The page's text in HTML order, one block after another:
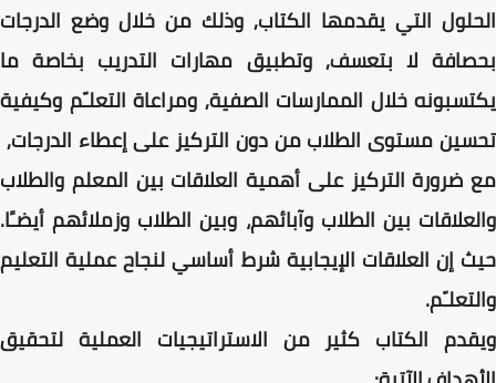
الحلول التي يقدمها الكتاب, وذلك من خلال وضع الدرجات
بحصافة لا بتعسف, وتطبيق مهارات التدريب بخاصة ما
يكتسبونه خلال الممارسات الصفية, ومراعاة التعلـّم وكيفية
تحسين مستوى الطلاب من دون التركيز على إعطاء الدرجات,
مع ضرورة التركيز على أهمية العلاقات بين المعلم والطلاب
والعلاقات بين الطلاب وآبائهم، وبين الطلاب وزملائهم أيضـًا.
حيث إن العلاقات الإيجابية شرط أساسي لنجاح عملية التعليم
والتعلـّم.
ويقدم الكتاب كثير من الاستراتيجيات العملية لتحقيق